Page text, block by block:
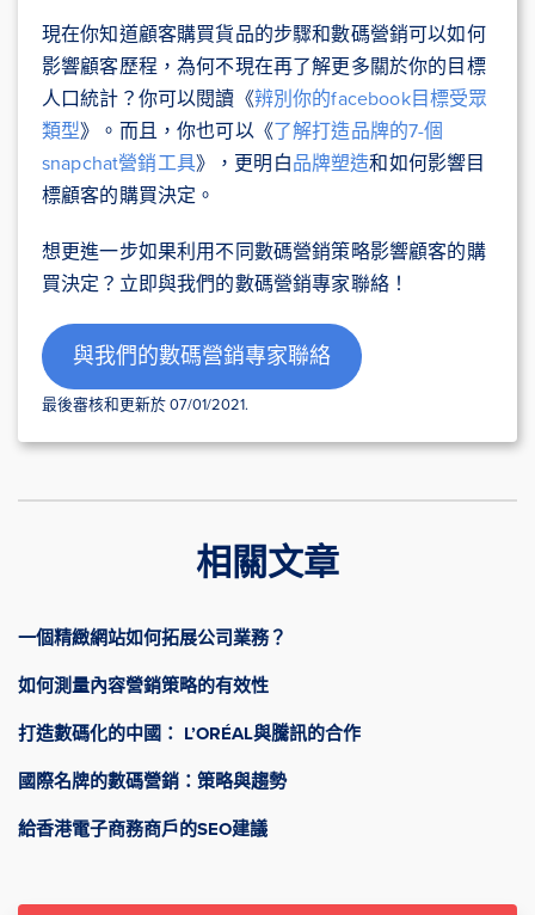
現在你知道顧客購買貨品的步驟和數碼營銷可以如何
影響顧客歷程，為何不現在再了解更多關於你的目標
人口統計？你可以閱讀《辨別你的facebook目標受眾
類型》。而且，你也可以《了解打造品牌的7-個
snapchat營銷工具》，更明白品牌塑造和如何影響目
標顧客的購買決定。
想更進一步如果利用不同數碼營銷策略影響顧客的購
買決定？立即與我們的數碼營銷專家聯絡！
與我們的數碼營銷專家聯絡
最後審核和更新於 07/01/2021.
相關文章
一個精緻網站如何拓展公司業務？
如何測量內容營銷策略的有效性
打造數碼化的中國： L’ORÉAL與騰訊的合作
國際名牌的數碼營銷：策略與趨勢
給香港電子商務商戶的SEO建議